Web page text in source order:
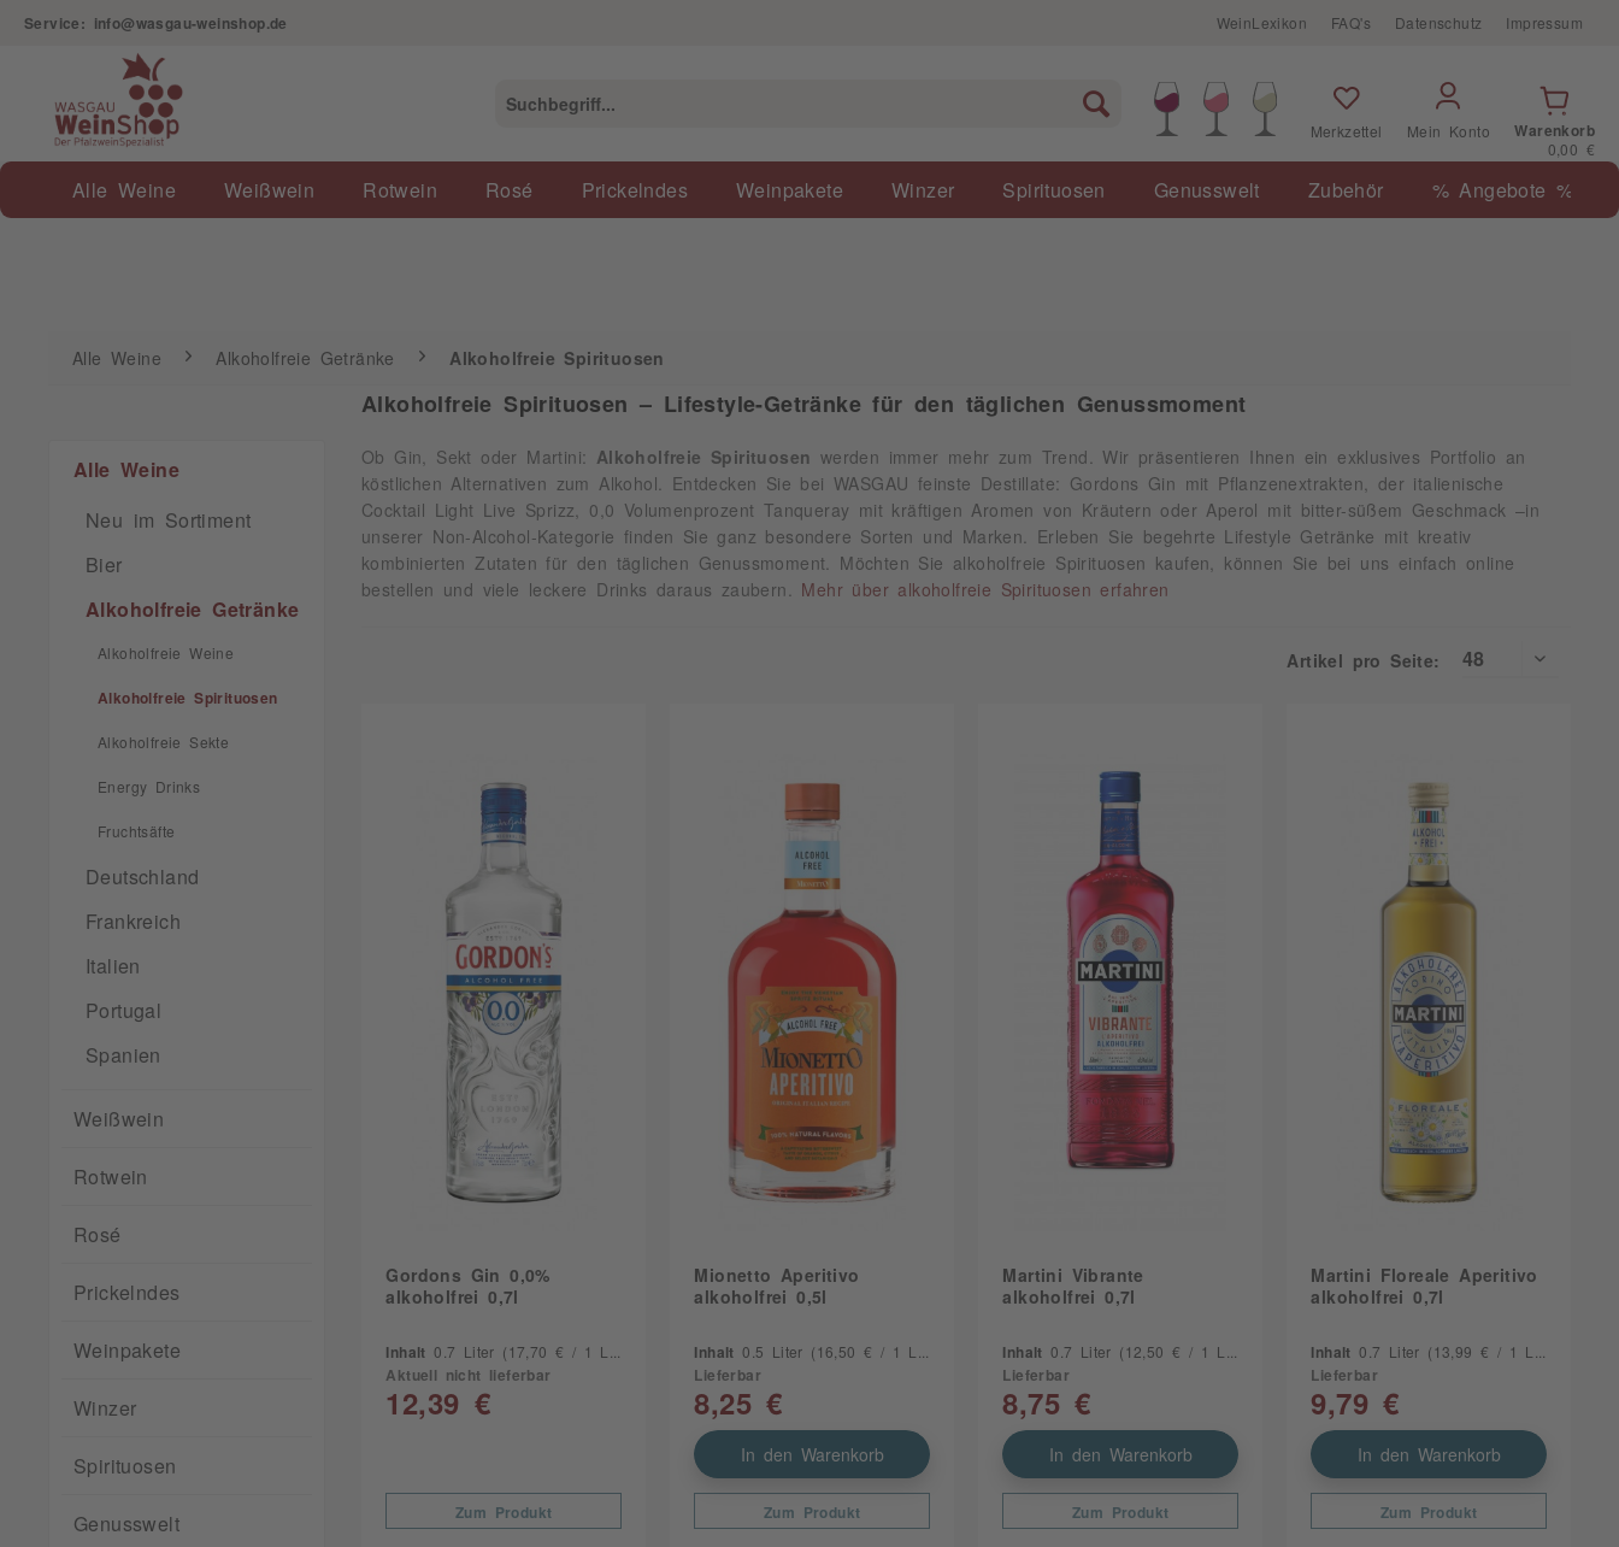
Service: info@wasgau-weinshop.de WeinLexikon FAQ's Datenschutz Impressum
Merkzettel Mein Konto
Warenkorb
0,00 €
Alle Weine Weißwein Rotwein Rosé Prickelndes Weinpakete Winzer Spirituosen Genusswelt Zubehör % Angebote %
Alle Weine Alkoholfreie Getränke
Alle Weine Alkoholfreie Getränke Alkoholfreie Spirituosen
Alle Weine
Neu im Sortiment
Bier
Alkoholfreie Getränke
Alkoholfreie Weine
Alkoholfreie Spirituosen
Alkoholfreie Sekte
Energy Drinks
Fruchtsäfte
Deutschland
Frankreich
Italien
Portugal
Spanien
Weißwein
Rotwein
Rosé
Prickelndes
Weinpakete
Winzer
Spirituosen
Genusswelt
Alkoholfreie Spirituosen – Lifestyle-Getränke für den täglichen Genussmoment
Ob Gin, Sekt oder Martini: Alkoholfreie Spirituosen
werden immer mehr zum Trend. Wir präsentieren Ihnen ein exklusives Portfolio an
köstlichen Alternativen zum Alkohol. Entdecken Sie bei WASGAU feinste Destillate: Gordons Gin mit Pflanzenextrakten, der italienische
Cocktail Light Live Sprizz, 0,0 Volumenprozent Tanqueray mit kräftigen Aromen von Kräutern oder Aperol mit bitter-süßem Geschmack –in
unserer Non-Alcohol-Kategorie finden Sie ganz besondere Sorten und Marken. Erleben Sie begehrte Lifestyle Getränke mit kreativ
kombinierten Zutaten für den täglichen Genussmoment. Möchten Sie alkoholfreie Spirituosen kaufen, können Sie bei uns einfach online
bestellen und viele leckere Drinks daraus zaubern.
Mehr über alkoholfreie Spirituosen erfahren
Artikel pro Seite:
Gordons Gin 0,0%
alkoholfrei 0,7l
Inhalt0.7 Liter (17,70 € / 1 Liter)
Aktuell nicht lieferbar
12,39 €
Zum Produkt
Mionetto Aperitivo
alkoholfrei 0,5l
Inhalt0.5 Liter (16,50 € / 1 Liter)
Lieferbar
8,25 €
In den Warenkorb
Zum Produkt
Martini Vibrante
alkoholfrei 0,7l
Inhalt0.7 Liter (12,50 € / 1 Liter)
Lieferbar
8,75 €
In den Warenkorb
Zum Produkt
Martini Floreale Aperitivo
alkoholfrei 0,7l
Inhalt0.7 Liter (13,99 € / 1 Liter)
Lieferbar
9,79 €
In den Warenkorb
Zum Produkt